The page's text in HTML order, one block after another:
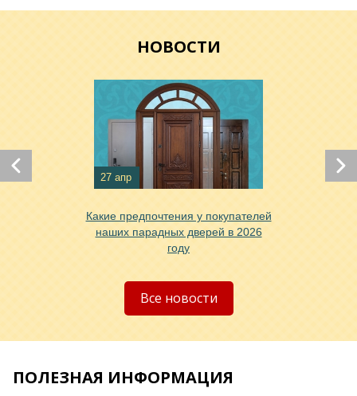
НОВОСТИ
27 апр
Какие предпочтения у покупателей
наших парадных дверей в 2026
году
Все новости
ПОЛЕЗНАЯ ИНФОРМАЦИЯ